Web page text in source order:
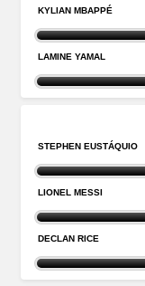
KYLIAN MBAPPÉ
LAMINE YAMAL
STEPHEN EUSTÁQUIO
LIONEL MESSI
DECLAN RICE